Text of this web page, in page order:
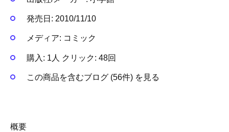
発売日: 2010/11/10
メディア: コミック
購入 : 1人 クリック: 48回
この商品を含むブログ (56件) を見る
概要